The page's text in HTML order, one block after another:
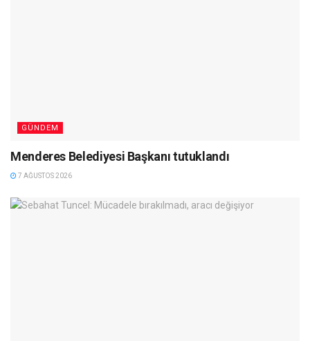
GÜNDEM
Menderes Belediyesi Başkanı tutuklandı
7 AĞUSTOS 2026